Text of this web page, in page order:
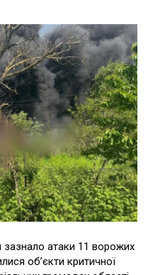
зазнало атаки 11 ворожих
об’єкти критичної